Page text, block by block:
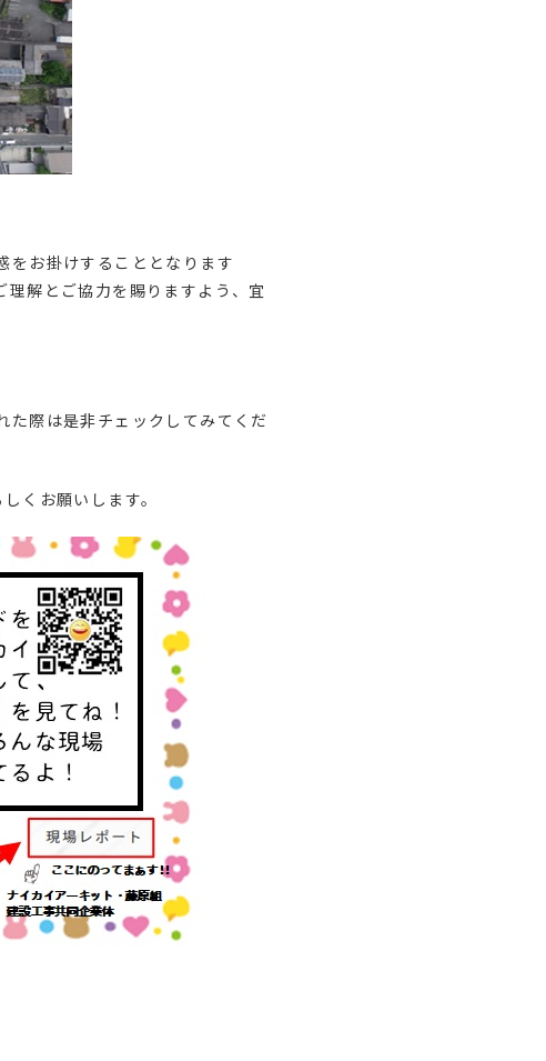
お掛けすることとなります
解とご協力を賜りますよう、宜
た際は是非チェックしてみてくだ
くお願いします。